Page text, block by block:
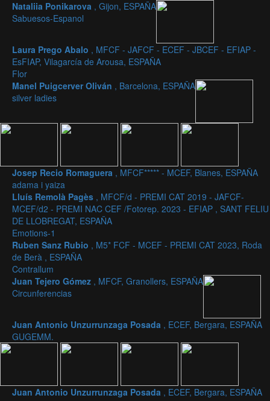
Nataliia Ponikarova , Gijon, ESPAÑA
Sabuesos-Espanol
Laura Prego Abalo , MFCF - JAFCF - ECEF - JBCEF - EFIAP -
EsFIAP, Vilagarcía de Arousa, ESPAÑA
Flor
Manel Puigcerver Oliván , Barcelona, ESPAÑA
silver ladies
Josep Recio Romaguera , MFCF***** - MCEF, Blanes, ESPAÑA
adama i yaiza
Lluís Remolà Pagès , MFCF/d - PREMI CAT 2019 - JAFCF-
MCEF/d2 - PREMI NAC CEF /Fotorep. 2023 - EFIAP , SANT FELIU
DE LLOBREGAT, ESPAÑA
Emotions-1
Ruben Sanz Rubio , M5* FCF - MCEF - PREMI CAT 2023, Roda
de Berà , ESPAÑA
Contrallum
Juan Tejero Gómez , MFCF, Granollers, ESPAÑA
Circunferencias
Juan Antonio Unzurrunzaga Posada , ECEF, Bergara, ESPAÑA
GUGEMM.
Juan Antonio Unzurrunzaga Posada , ECEF, Bergara, ESPAÑA